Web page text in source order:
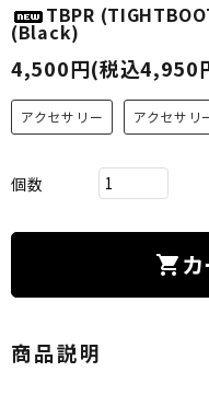
TBPR
(Black)
4,500円(税込4,950
アクセサリー アクセサリ
個数
shopping_cart
商品説明